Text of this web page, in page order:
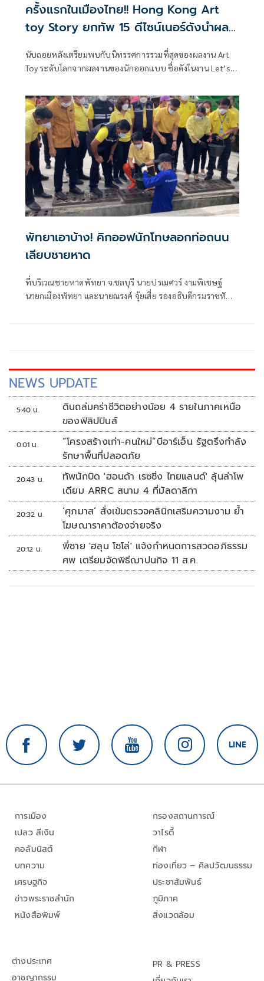
ครั้งแรกในเมืองไทย!! Hong Kong Art
toy Story ยกทัพ 15 ดีไซน์เนอร์ดังนำผล
งาน Art Toy ชิ้นหายากร่วมจัดแสดงพร้อม
กิจกรรมสุดพิเศษ ในงาน Let’s Unbox!
Thailand
นับถอยหลังเตรียมพบกับนิทรรศการรวมที่สุดของผลงาน Art
Toy ระดับโลกจากผลงานของนักออกแบบ ชื่อดังในงาน Let’s
ขึ้นโดย Innovative Entrepreneur Association (IEA)
พัทยาเอาบ้าง! คิกออฟนักโทษลอกท่อถนน
เลียบชายหาด
ที่บริเวณชายหาดพัทยา จ.ชลบุรี นายปรเมศวร์ งามพิเชษฐ์
นายกเมืองพัทยา และนายณรงค์ จุ้ยเสี่ย รองอธิบดีกรมราชทัณฑ์
NEWS UPDATE
5:40 น.
ดินถล่มคร่าชีวิตอย่างน้อย 4 รายในภาคเหนือ
ของฟิลิปปินส์
0:01 น.
“โครงสร้างเก่า-คนใหม่”บีอาร์เอ็น รัฐตรึงกำลัง
รักษาพื้นที่ปลอดภัย
20:43 น.
ทัพนักบิด 'ฮอนด้า เรซซิ่ง ไทยแลนด์' ลุ้นล่าโพ
เดียม ARRC สนาม 4 ที่มัลดาลิกา
20:32 น.
‘ศุภมาส’ สั่งเข้มตรวจคลินิกเสริมความงาม ย้ำ
โฆษณาราคาต้องจ่ายจริง
20:12 น.
พี่ชาย 'ฮลุน โซโล่' แจ้งกำหนดการสวดอภิธรรม
ศพ เตรียมจัดพิธีฌาปนกิจ 11 ส.ค.
การเมือง
เปลว สีเงิน
คอลัมนิสต์
บทความ
เศรษฐกิจ
ข่าวพระราชสำนัก
หนังสือพิมพ์
กรองสถานการณ์
วาไรตี้
กีฬา
ท่องเที่ยว – ศิลปวัฒนธรรม
ประชาสัมพันธ์
ภูมิภาค
สิ่งแวดล้อม
ต่างประเทศ
อาชญากรรม
PR & PRESS